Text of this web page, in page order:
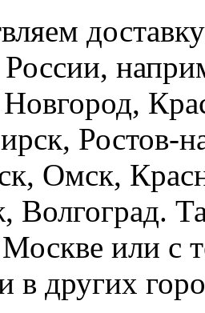
Ростов-
Омск,
Волгоград.
Москве или с
в других